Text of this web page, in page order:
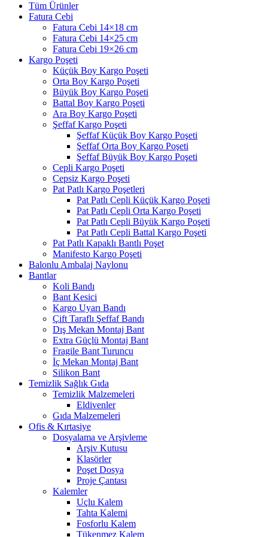
Tüm Ürünler
Fatura Cebi
Fatura Cebi 14×18 cm
Fatura Cebi 14×25 cm
Fatura Cebi 19×26 cm
Kargo Poşeti
Küçük Boy Kargo Poşeti
Orta Boy Kargo Poşeti
Büyük Boy Kargo Poşeti
Battal Boy Kargo Poşeti
Ara Boy Kargo Poşeti
Şeffaf Kargo Poşeti
Şeffaf Küçük Boy Kargo Poşeti
Şeffaf Orta Boy Kargo Poşeti
Şeffaf Büyük Boy Kargo Poşeti
Cepli Kargo Poşeti
Cepsiz Kargo Poşeti
Pat Patlı Kargo Poşetleri
Pat Patlı Cepli Küçük Kargo Poşeti
Pat Patlı Cepli Orta Kargo Poşeti
Pat Patlı Cepli Büyük Kargo Poşeti
Pat Patlı Cepli Battal Kargo Poşeti
Pat Patlı Kapaklı Bantlı Poşet
Manifesto Kargo Poşeti
Balonlu Ambalaj Naylonu
Bantlar
Koli Bandı
Bant Kesici
Kargo Uyarı Bandı
Çift Taraflı Şeffaf Bandı
Dış Mekan Montaj Bant
Extra Güçlü Montaj Bant
Fragile Bant Turuncu
İç Mekan Montaj Bant
Silikon Bant
Temizlik Sağlık Gıda
Temizlik Malzemeleri
Eldivenler
Gıda Malzemeleri
Ofis & Kırtasiye
Dosyalama ve Arşivleme
Arşiv Kutusu
Klasörler
Poşet Dosya
Proje Çantası
Kalemler
Uçlu Kalem
Tahta Kalemi
Fosforlu Kalem
Tükenmez Kalem